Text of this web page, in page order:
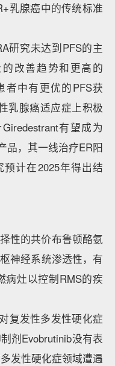
乳腺癌中的传统标准
研究未达到PFS的主
改善趋势和更高的
者中有更优的PFS获
乳腺癌适应症上积极
有望成为
品，其一线治疗ER阳
计在2025年得出结
性的共价布鲁顿酪氨
神经系统渗透性，有
病灶以控制RMS的疾
复发性多发性硬化症
剂Evobrutinib没有表
发性硬化症领域遭遇